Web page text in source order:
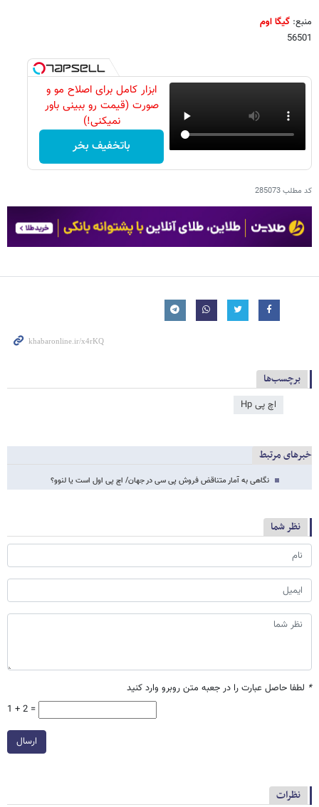
منبع: گیگا اوم
56501
ابزار کامل برای اصلاح مو و
صورت (قیمت رو ببینی باور
نمیکنی!)
باتخفیف بخر
کد مطلب285073
برچسب‌ها
اچ پی Hp
خبرهای مرتبط
نگاهی به آمار متناقض فروش پی سی در جهان/ اچ پی اول است یا لنوو؟
نظر شما
* لطفا حاصل عبارت را در جعبه متن روبرو وارد کنید
1 + 2 =
ارسال
نظرات